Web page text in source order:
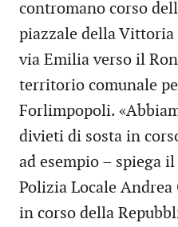
contromano corso
piazzale della
via Emilia verso il
territorio comunale
Forlimpopoli.
divieti di sosta in
ad esempio – spiega
Polizia Locale
in corso della